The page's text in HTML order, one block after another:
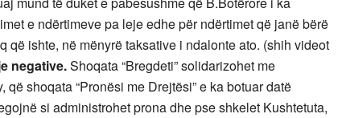
e ndërtimeve pa leje edhe për ndërtimet që janë bërë
që ishte, në mënyrë taksative i ndalonte ato. (shih videot
negative.Shoqata “Bregdeti” solidarizohet me
shoqata “Pronësi me Drejtësi” e ka botuar datë
si administrohet prona dhe pse shkelet Kushtetuta,